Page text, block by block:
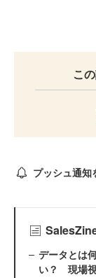
こ
プッシュ通知
データとは
い？ 現場